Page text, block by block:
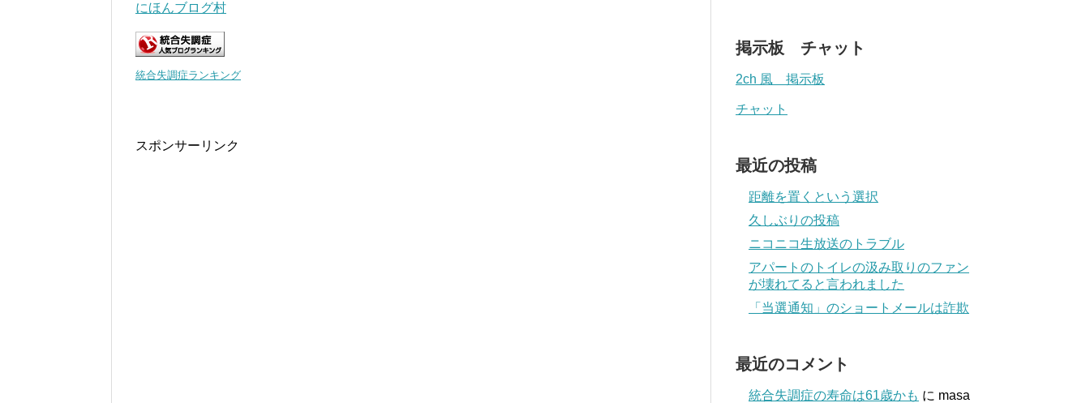
にほんブログ村
統合失調症ランキング
スポンサーリンク
掲示板 チャット
2ch 風 掲示板
チャット
最近の投稿
距離を置くという選択
久しぶりの投稿
ニコニコ生放送のトラブル
アパートのトイレの汲み取りのファン
が壊れてると言われました
「当選通知」のショートメールは詐欺
最近のコメント
統合失調症の寿命は61歳かも に masa